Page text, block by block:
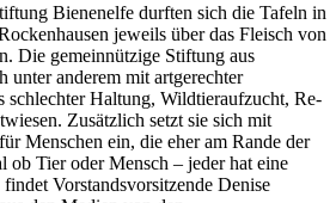
Bienenelfe durften sich die Tafeln in
jeweils über das Fleisch von
Die gemeinnützi­ge Stiftung aus
unter anderem mit artgerechter
schlechter Haltung, Wildtieraufzucht, Re­
Zusätzlich setzt sie sich mit
Menschen ein, die eher am Rande der
ob Tier oder Mensch – jeder hat eine
Vorstandsvor­sitzende Denise